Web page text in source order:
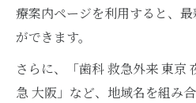
療案内ページを利用すると、
ができます。
さらに、「歯科 救急外来 東京
急 大阪」など、地域名を組み